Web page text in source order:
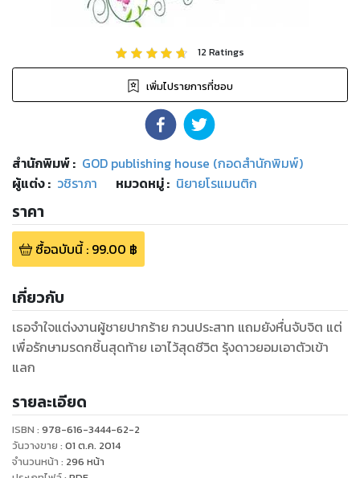
12Ratings
เพิ่มไปรายการที่ชอบ
สำนักพิมพ์: GOD publishing house (กอดสำนักพิมพ์)
ผู้แต่ง : วชิราภา หมวดหมู่: นิยายโรแมนติก
ราคา
ซื้อฉบับนี้: 99.00 ฿
เกี่ยวกับ
เธอจำใจแต่งงานผู้ชายปากร้าย กวนประสาท แถมยังหื่นจับจิต แต่
เพื่อรักษามรดกชิ้นสุดท้าย เอาไว้สุดชีวิต รุ้งดาวยอมเอาตัวเข้า
แลก
รายละเอียด
ISBN : 978-616-3444-62-2
วันวางขาย : 01 ต.ค. 2014
จำนวนหน้า : 296 หน้า